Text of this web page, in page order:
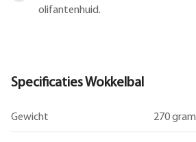
olifantenhuid.
Specificaties Wokkelbal
Gewicht 270 gram